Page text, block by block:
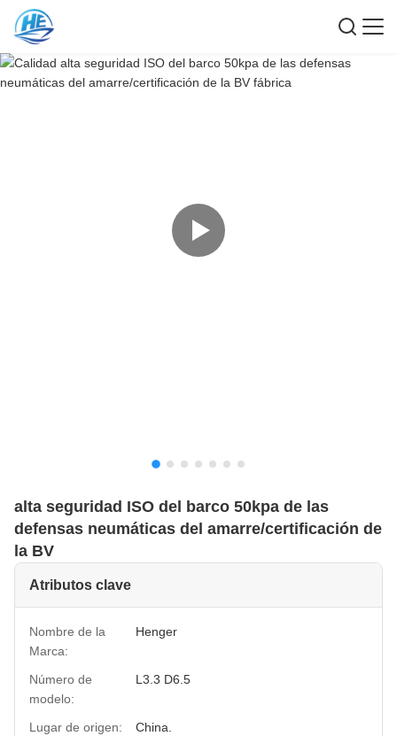
alta seguridad ISO del barco 50kpa de las
defensas neumáticas del amarre/certificación de
la BV
Atributos clave
Nombre de la
Marca:
Henger
Número de
modelo:
L3.3 D6.5
Lugar de origen:
China.